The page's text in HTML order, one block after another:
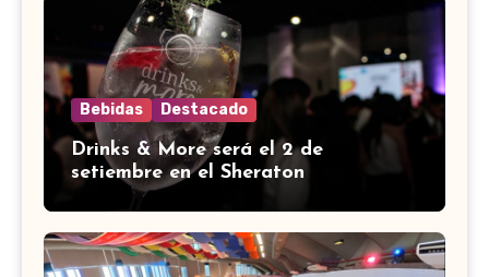
Bebidas Destacado
Drinks & More será el 2 de
setiembre en el Sheraton